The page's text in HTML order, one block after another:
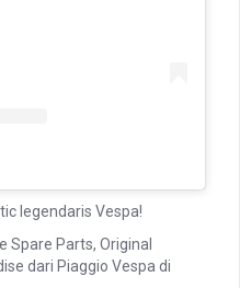
legendaris Vespa!
Spare Parts, Original
dari Piaggio Vespa di